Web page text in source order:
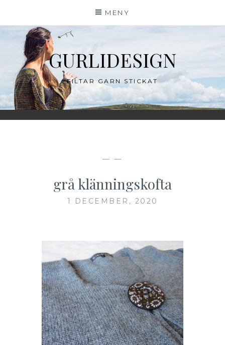
innehåll
MENY
GURLIDESIGN
FILTAR GARN STICKAT
— —
grå klänningskofta
1 DECEMBER, 2020